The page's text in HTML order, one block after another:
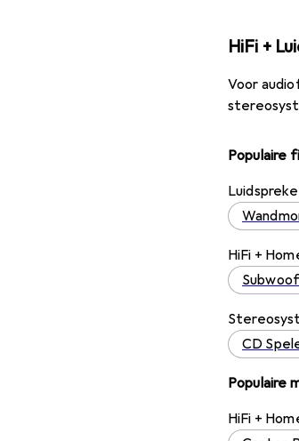
HiFi +
Voor
Populaire
HiFi +
CD
Populaire
HiFi +